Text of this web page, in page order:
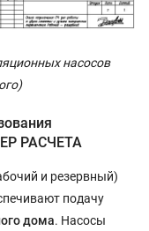
насосов
РАСЧЕТА
и резервный)
подачу
дома. Насосы